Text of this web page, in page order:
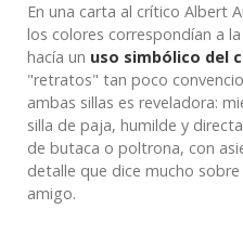
En una carta al crítico Albert
los colores correspondían a
hacía un uso simbólico del
"retratos" tan poco
ambas sillas es reveladora:
silla de paja, humilde y
de butaca o poltrona, con
detalle que dice mucho
amigo.